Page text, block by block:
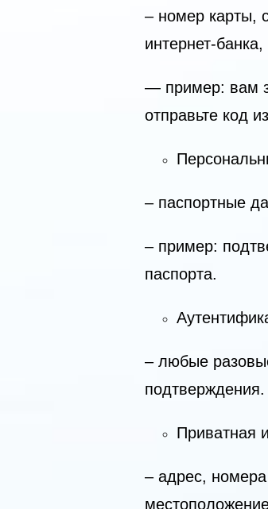
– номер карты,
интернет-
— пример: вам
отправьте код
– паспортные
– пример:
паспорта.
– любые
Приватная
– адрес,